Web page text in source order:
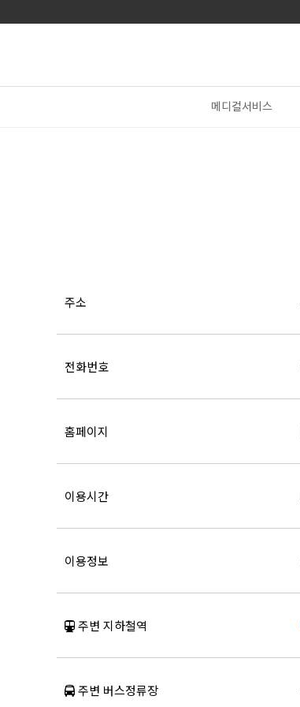
메디컬서비스
주소
전화번호
홈페이지
이용시간
이용정보
주변 지하철역
주변 버스정류장